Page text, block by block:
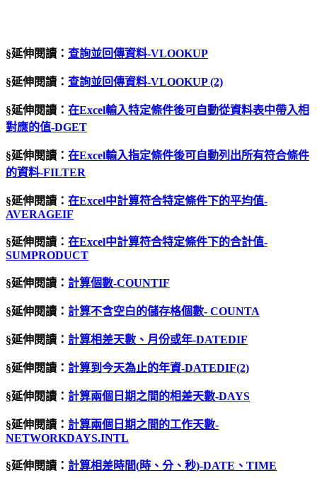
§延伸閱讀： 查詢並回傳資料-VLOOKUP
§延伸閱讀： 查詢並回傳資料-VLOOKUP (2)
§延伸閱讀： 在Excel輸入特定條件後可自動從資料表中帶入相
對應的值-DGET
§延伸閱讀： 在Excel輸入指定條件後可自動列出所有符合條件
的資料-FILTER
§延伸閱讀： 在Excel中計算符合特定條件下的平均值-
AVERAGEIF
§延伸閱讀： 在Excel中計算符合特定條件下的合計值-
SUMPRODUCT
§延伸閱讀： 計算個數-COUNTIF
§延伸閱讀： 計算不含空白的儲存格個數- COUNTA
§延伸閱讀： 計算相差天數、月份或年-DATEDIF
§延伸閱讀： 計算到今天為止的年資-DATEDIF(2)
§延伸閱讀： 計算兩個日期之間的相差天數-DAYS
§延伸閱讀： 計算兩個日期之間的工作天數-
NETWORKDAYS.INTL
§延伸閱讀： 計算相差時間(時、分、秒)-DATE 、 TIME